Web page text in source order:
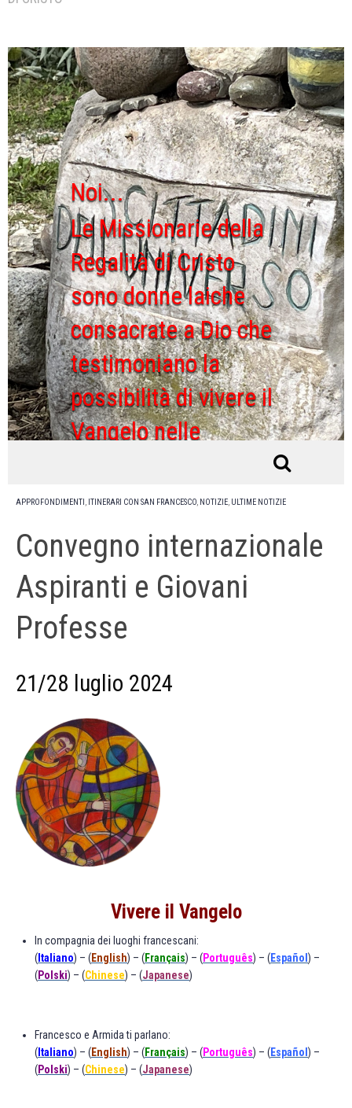
Noi...
Le Missionarie della
Regalità di Cristo
sono donne laiche
consacrate a Dio che
testimoniano la
possibilità di vivere il
Vangelo nelle
ordinarie condizioni di
vita
APPROFONDIMENTI , ITINERARI CON SAN FRANCESCO, NOTIZIE, ULTIME NOTIZIE
Convegno internazionale
Aspiranti e Giovani
Professe
21/28 luglio 2024
Vivere il Vangelo
In compagnia dei luoghi francescani:
( Italiano) – (English) – (Français) – (Português) – (Español ) –
(Polski) – (Chinese) – (Japanese)
Francesco e Armida ti parlano:
( Italiano) – (English) – (Français) – (Português) – (Español ) –
(Polski) – (Chinese) – (Japanese)